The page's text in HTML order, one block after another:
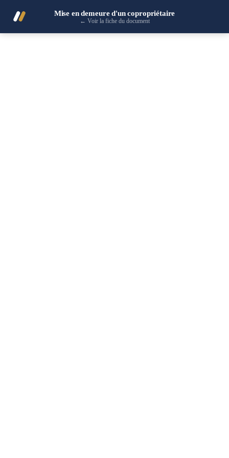
Mise en demeure d'un copropriétaire
← Voir la fiche du document